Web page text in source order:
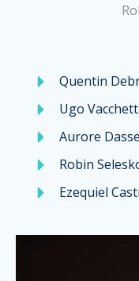
Quentin
Ugo
Aurore
Robin
Ezequiel